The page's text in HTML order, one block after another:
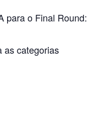
para o Final Round:
as categorias